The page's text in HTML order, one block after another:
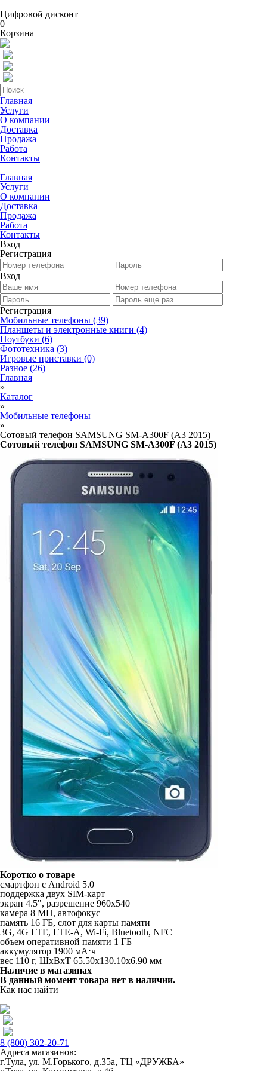
Цифровой дисконт
0
Корзина
Главная
Услуги
О компании
Доставка
Продажа
Работа
Контакты
Главная
Услуги
О компании
Доставка
Продажа
Работа
Контакты
Вход
Регистрация
Вход
Регистрация
Мобильные телефоны (39)
Планшеты и электронные книги (4)
Ноутбуки (6)
Фототехника (3)
Игровые приставки (0)
Разное (26)
Главная
»
Каталог
»
Мобильные телефоны
»
Сотовый телефон SAMSUNG SM-A300F (А3 2015)
Сотовый телефон SAMSUNG SM-A300F (А3 2015)
Коротко о товаре
смартфон с Android 5.0
поддержка двух SIM-карт
экран 4.5", разрешение 960x540
камера 8 МП, автофокус
память 16 ГБ, слот для карты памяти
3G, 4G LTE, LTE-A, Wi-Fi, Bluetooth, NFC
объем оперативной памяти 1 ГБ
аккумулятор 1900 мА⋅ч
вес 110 г, ШxВxТ 65.50x130.10x6.90 мм
Наличие в магазинах
В данный момент товара нет в наличии.
Как нас найти
8 (800) 302-20-71
Адреса магазинов:
г.Тула, ул. М.Горького, д.35а, ТЦ «ДРУЖБА»